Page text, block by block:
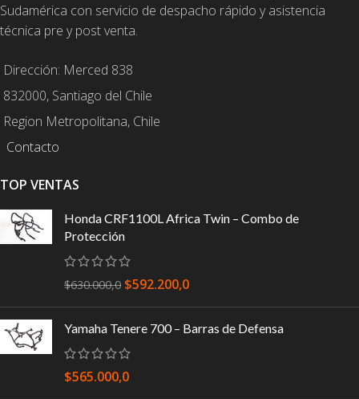
Sudamérica con servicio de despacho rápido y asistencia
técnica pre y post venta.
Dirección: Merced 838
832000, Santiago del Chile
Region Metropolitana, Chile
Contacto
TOP VENTAS
Honda CRF1100L Africa Twin – Combo de
Protección
$630.000,0 $592.200,0
Yamaha Tenere 700 – Barras de Defensa
$565.000,0